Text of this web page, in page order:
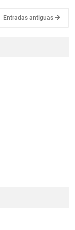
Entradas antiguas